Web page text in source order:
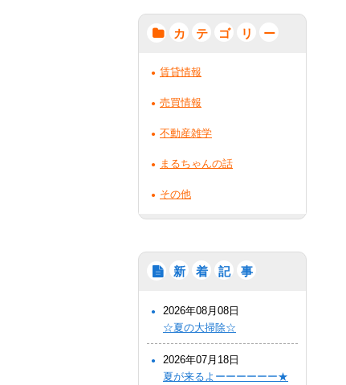
カ テ ゴ リ ー
賃貸情報
売買情報
不動産雑学
まるちゃんの話
その他
新 着 記 事
2026年08月08日
☆夏の大掃除☆
2026年07月18日
夏が来るよーーーーーー★